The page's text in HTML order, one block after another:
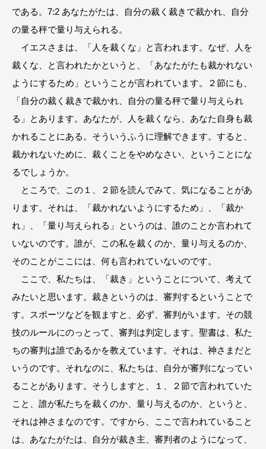
である。7:2 あなたがたは、自分の裁く裁きで裁かれ、自分
の量る秤で量り与えられる。
イエスさまは、「人を裁くな」と言われます。なぜ、人を
裁くな、と言われたかというと、「あなたがたも裁かれない
ようにするため」ということが言われています。２節にも、
「自分の裁く裁きで裁かれ、自分の量る秤で量り与えられ
る」とあります。あなたが、人を裁くなら、あなた自身も裁
かれることにある。そういうふうに理解できます。すると、
裁かれないために、裁くことをやめなさい、ということにな
るでしょうか。
ところで、この１、２節を読んでみて、気になることがあ
ります。それは、「裁かれないようにするため」、「裁か
れ」、「量り与えられる」というのは、誰のことか言われて
いないのです。誰が、この私を裁くのか、量り与えるのか、
そのことがここには、何も言われていないのです。
ここで、私たちは、「裁き」ということについて、考えて
みたいと思います。裁きというのは、審判するということで
す。スポーツなどを観ますと、必ず、審判がいます。その競
技のルールにのっとって、審判は判定します。聖書は、私た
ちの審判は誰であるかを教えています。それは、神さまだと
いうのです。それなのに、私たちは、自分が審判になってい
ることがあります。そうしますと、１、２節で言われていた
こと、誰が私たちを裁くのか、量り与えるのか、というと、
それは神さまなのです。ですから、ここで言われていること
は、あなたがたは、自分が裁き主、審判者のようになって、